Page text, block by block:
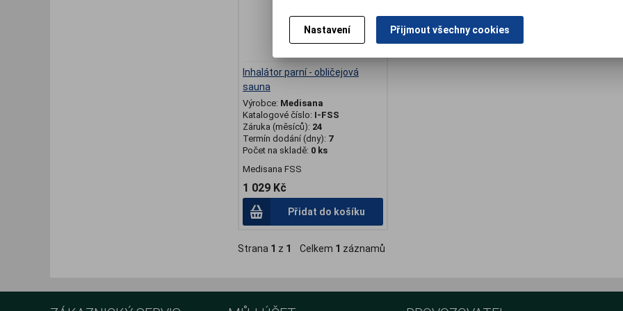
Inhalátor parní - obličejová
sauna
Výrobce: Medisana
Katalogové číslo: I-FSS
Záruka (měsíců): 24
Termín dodání (dny): 7
Počet na skladě: 0 ks
Medisana FSS
1 029 Kč
Přidat do košíku
Strana 1 z 1 Celkem 1 záznamů
Nastavení Přijmout všechny cookies